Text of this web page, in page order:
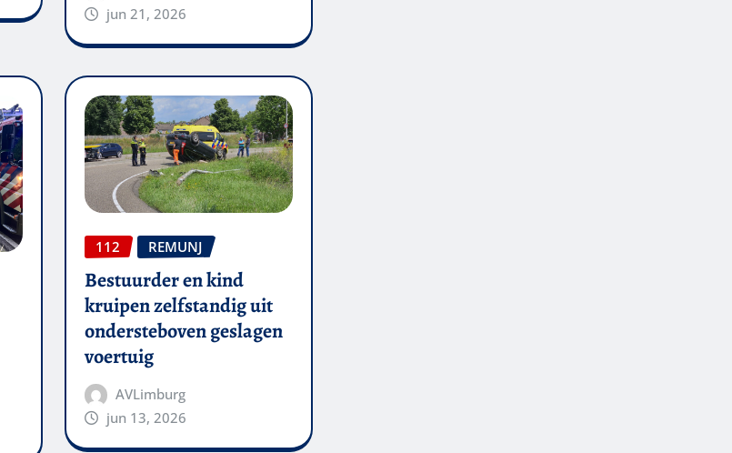
jun 21, 2026
112 REMUNJ
Bestuurder en kind
kruipen zelfstandig uit
ondersteboven geslagen
voertuig
AVLimburg
jun 13, 2026